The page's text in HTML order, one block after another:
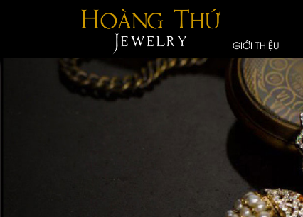
GIỚI THIỆU